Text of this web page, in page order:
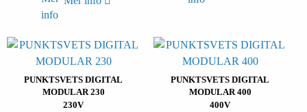
PUNKTSVETS DIGITAL
MODULAR 230
230V
PUNKTSVETS DIGITAL
MODULAR 400
400V